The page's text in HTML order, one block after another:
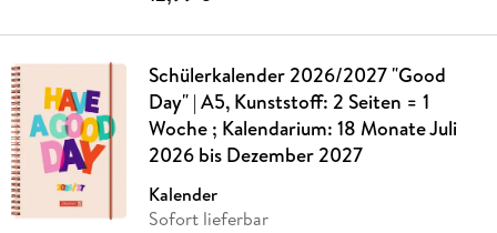
Schülerkalender 2026/2027 "Good
Day" | A5, Kunststoff: 2 Seiten = 1
Woche ; Kalendarium: 18 Monate Juli
2026 bis Dezember 2027
Kalender
Sofort lieferbar